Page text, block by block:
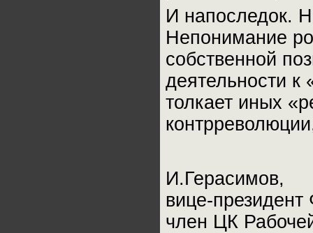
И напоследок.
Непонимание
собственной
деятельности к
толкает иных
И.Герасимов,
вице-
член ЦК